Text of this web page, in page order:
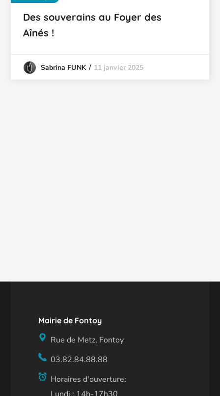
Des souverains au Foyer des
Aînés !
Sabrina FUNK 11 janvier 2025
Mairie de Fontoy
Rue de Metz, Fontoy
03.82.84.88.88
Horaires d'ouverture:
Lundi : 14h-17h30